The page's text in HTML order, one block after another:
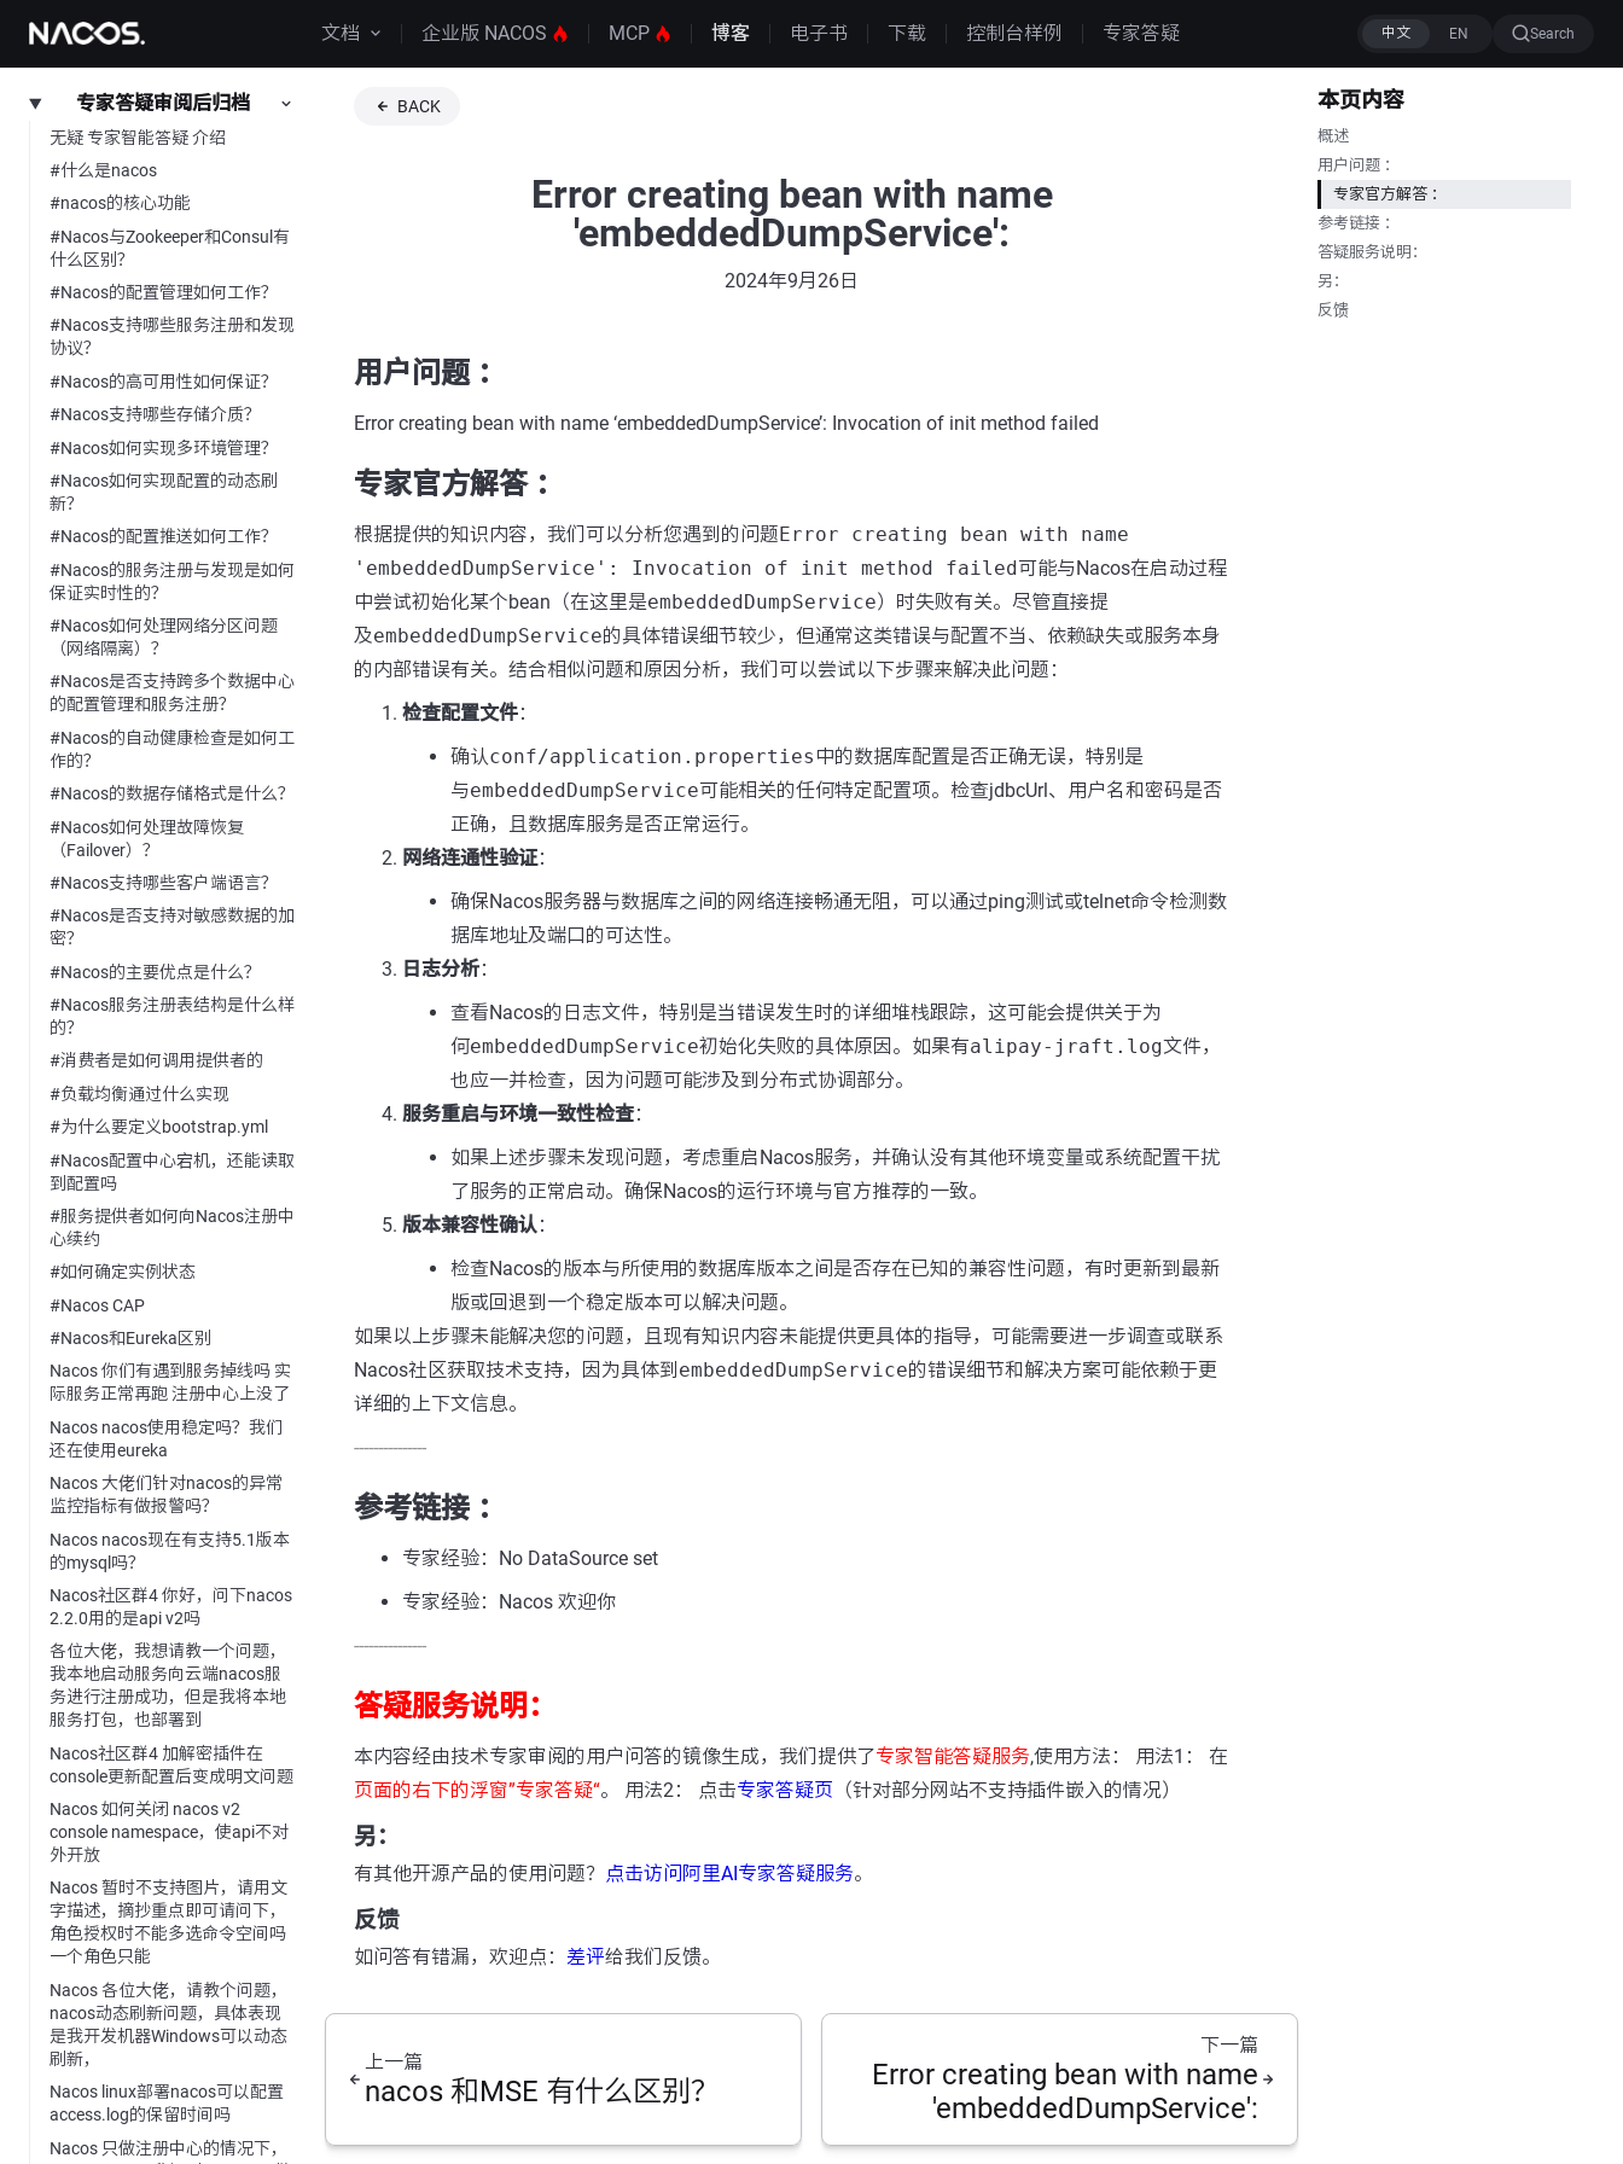
文档 企业版 NACOS MCP 博客 电子书 下载 控制台样例 专家答疑 Search
专家答疑审阅后归档
无疑 专家智能答疑 介绍
#什么是nacos
#nacos的核心功能
#Nacos与Zookeeper和Consul有
什么区别？
#Nacos的配置管理如何工作？
#Nacos支持哪些服务注册和发现
协议？
#Nacos的高可用性如何保证？
#Nacos支持哪些存储介质？
#Nacos如何实现多环境管理？
#Nacos如何实现配置的动态刷
新？
#Nacos的配置推送如何工作？
#Nacos的服务注册与发现是如何
保证实时性的？
#Nacos如何处理网络分区问题
（网络隔离）？
#Nacos是否支持跨多个数据中心
的配置管理和服务注册？
#Nacos的自动健康检查是如何工
作的？
#Nacos的数据存储格式是什么？
#Nacos如何处理故障恢复
（Failover）？
#Nacos支持哪些客户端语言？
#Nacos是否支持对敏感数据的加
密？
#Nacos的主要优点是什么？
#Nacos服务注册表结构是什么样
的？
#消费者是如何调用提供者的
#负载均衡通过什么实现
#为什么要定义bootstrap.yml
#Nacos配置中心宕机，还能读取
到配置吗
#服务提供者如何向Nacos注册中
心续约
#如何确定实例状态
#Nacos CAP
#Nacos和Eureka区别
Nacos 你们有遇到服务掉线吗 实
际服务正常再跑 注册中心上没了
Nacos nacos使用稳定吗？我们
还在使用eureka
Nacos 大佬们针对nacos的异常
监控指标有做报警吗？
Nacos nacos现在有支持5.1版本
的mysql吗？
Nacos社区群4 你好，问下nacos
2.2.0用的是api v2吗
各位大佬，我想请教一个问题，
我本地启动服务向云端nacos服
务进行注册成功，但是我将本地
服务打包，也部署到
Nacos社区群4 加解密插件在
console更新配置后变成明文问题
Nacos 如何关闭 nacos v2
console namespace，使api不对
外开放
Nacos 暂时不支持图片，请用文
字描述，摘抄重点即可请问下，
角色授权时不能多选命令空间吗
一个角色只能
Nacos 各位大佬，请教个问题，
nacos动态刷新问题，具体表现
是我开发机器Windows可以动态
刷新，
Nacos linux部署nacos可以配置
access.log的保留时间吗
Nacos 只做注册中心的情况下，
BACK
Error creating bean with name
'embeddedDumpService':
2024年9月26日
用户问题 ：
Error creating bean with name ‘embeddedDumpService’: Invocation of init method failed
专家官方解答 ：
根据提供的知识内容，我们可以分析您遇到的问题Error creating bean with name
'embeddedDumpService': Invocation of init method failed可能与Nacos在启动过程
中尝试初始化某个bean（在这里是embeddedDumpService）时失败有关。尽管直接提
及embeddedDumpService的具体错误细节较少，但通常这类错误与配置不当、依赖缺失或服务本身
的内部错误有关。结合相似问题和原因分析，我们可以尝试以下步骤来解决此问题：
检查配置文件：
确认conf/application.properties 中的数据库配置是否正确无误，特别是
与embeddedDumpService可能相关的任何特定配置项。检查jdbcUrl、用户名和密码是否
正确，且数据库服务是否正常运行。
网络连通性验证：
确保Nacos服务器与数据库之间的网络连接畅通无阻，可以通过ping测试或telnet命令检测数
据库地址及端口的可达性。
日志分析：
查看Nacos的日志文件，特别是当错误发生时的详细堆栈跟踪，这可能会提供关于为
何embeddedDumpService初始化失败的具体原因。如果有alipay-jraft.log文件，
也应一并检查，因为问题可能涉及到分布式协调部分。
服务重启与环境一致性检查：
如果上述步骤未发现问题，考虑重启Nacos服务，并确认没有其他环境变量或系统配置干扰
了服务的正常启动。确保Nacos的运行环境与官方推荐的一致。
版本兼容性确认：
检查Nacos的版本与所使用的数据库版本之间是否存在已知的兼容性问题，有时更新到最新
版或回退到一个稳定版本可以解决问题。
如果以上步骤未能解决您的问题，且现有知识内容未能提供更具体的指导，可能需要进一步调查或联系
Nacos社区获取技术支持，因为具体到 embeddedDumpService的错误细节和解决方案可能依赖于更
详细的上下文信息。
---------------
参考链接 ：
专家经验：No DataSource set
专家经验：Nacos 欢迎你
---------------
答疑服务说明：
本内容经由技术专家审阅的用户问答的镜像生成，我们提供了专家智能答疑服务,使用方法： 用法1： 在
页面的右下的浮窗”专家答疑“。 用法2： 点击专家答疑页 （针对部分网站不支持插件嵌入的情况）
另：
有其他开源产品的使用问题？ 点击访问阿里AI专家答疑服务。
反馈
如问答有错漏，欢迎点： 差评给我们反馈。
上一篇
nacos 和MSE 有什么区别？
下一篇
Error creating bean with name
'embeddedDumpService':
本页内容
概述
用户问题 ：
专家官方解答 ：
参考链接 ：
答疑服务说明：
另：
反馈